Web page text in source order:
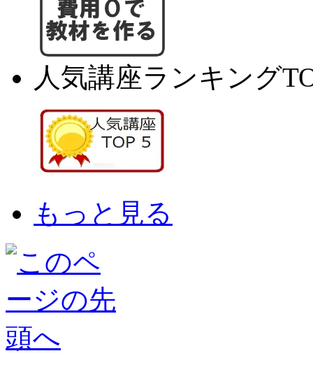
人気講座ランキング
もっと見る